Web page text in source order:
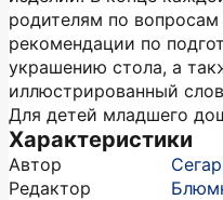
родителям по вопросам
рекомендации по
украшению стола, а
иллюстрированный
Для детей младшего
Характеристики
Автор
Редактор